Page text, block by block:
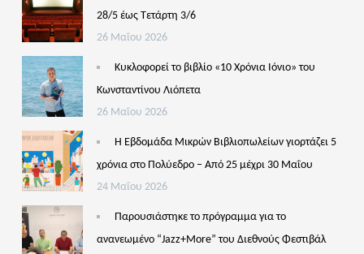
28/5 έως Τετάρτη 3/6
26 Μαΐου 2026
Κυκλοφορεί το βιβλίο «10 Χρόνια Ιόνιο» του
Κωνσταντίνου Λιόπετα
26 Μαΐου 2026
Η Εβδομάδα Μικρών Βιβλιοπωλείων γιορτάζει 5
χρόνια στο Πολύεδρο – Από 25 μέχρι 30 Μαΐου
24 Μαΐου 2026
Παρουσιάστηκε το πρόγραμμα για το
ανανεωμένο “Jazz+More” του Διεθνούς Φεστιβάλ